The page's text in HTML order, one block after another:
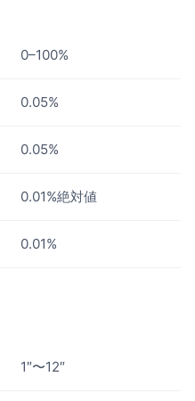
0–100%
0.05%
0.05%
0.01%絶対値
0.01%
1″〜12″